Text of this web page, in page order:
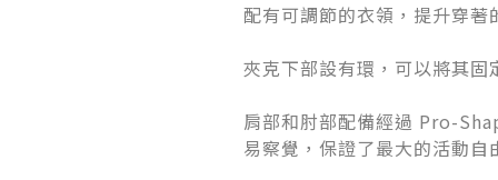
配有可調節的衣領，提升穿
夾克下部設有環，可以將其
肩部和肘部配備經過 Pro-
易察覺，保證了最大的活動自